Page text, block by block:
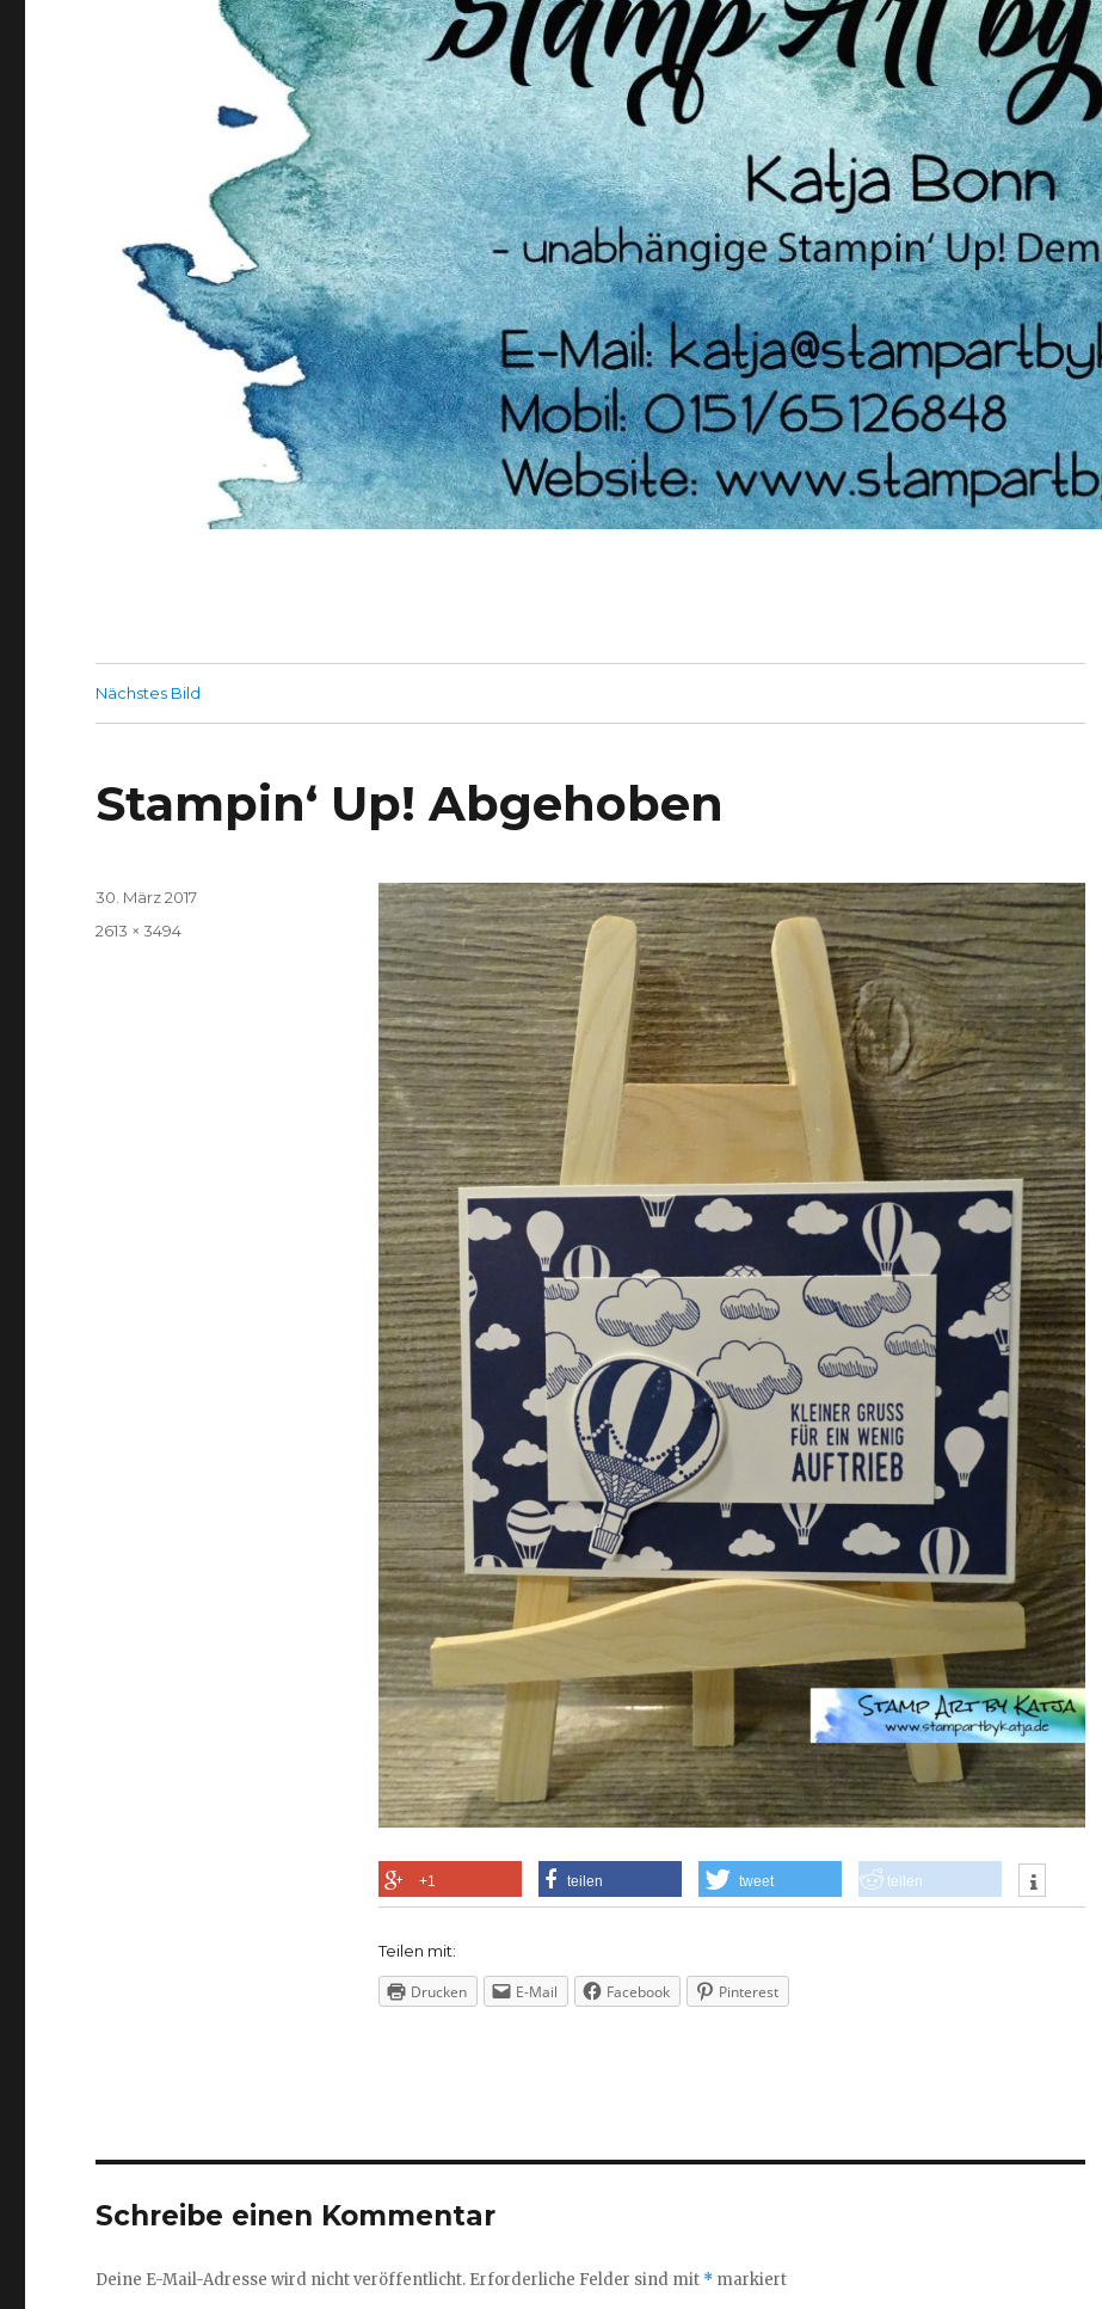
Nächstes Bild
Stampin‘ Up! Abgehoben
+1 teilen tweet teilen
Teilen mit:
Drucken E-Mail Facebook Pinterest
Veröffentlicht
30. März 2017
Volle
2613 × 3494
Schreibe einen Kommentar
Deine E-Mail-Adresse wird nicht veröffentlicht. Erforderliche Felder sind mit * markiert